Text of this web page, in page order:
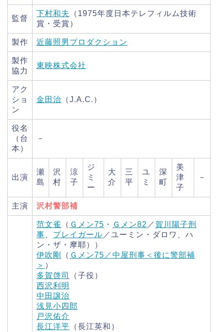
監督
下村和夫
（1975年度日本テレフィルム技術
賞・受賞）
製作 近藤照男プロダクション
製作
協力
東映株式会社
アク
ショ
ン
金田治 （J.A.C.）
役名
（台
本）
－
出演
瀬
島
沢
村
涼
子
ジ
ミ
ー
大
介
三
平
ユ
ミ
深
町
美
津
子
－
主演 沢村警部補
范文雀 （ Ｇメン75 ・ Ｇメン82 ／賀川陽子刑
事
プレイガール ／ユーミン・ダロワ、ハ
ン・ザ・摩耶））
伊吹剛
（ Ｇメン75／中屋刑事＜後に警部補
＞ ）
多賀啓司
（子役）
西沢利明
中田譲治
浅見小四郎
戸沢佑介
長江洋平 （長江英和）